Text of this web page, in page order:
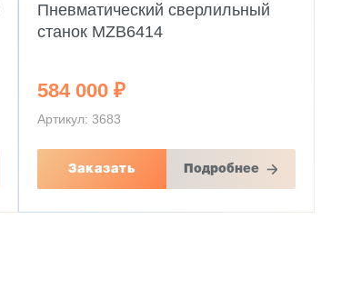
Пневматический сверлильный
станок MZB6414
584 000 ₽
Артикул: 3683
Заказать Подробнее